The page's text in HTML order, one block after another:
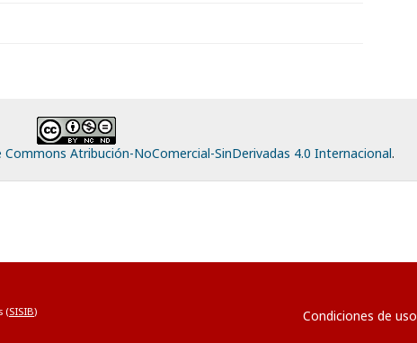
Commons Atribución-NoComercial-SinDerivadas 4.0 Internacional.
(SISIB)
Condiciones de uso